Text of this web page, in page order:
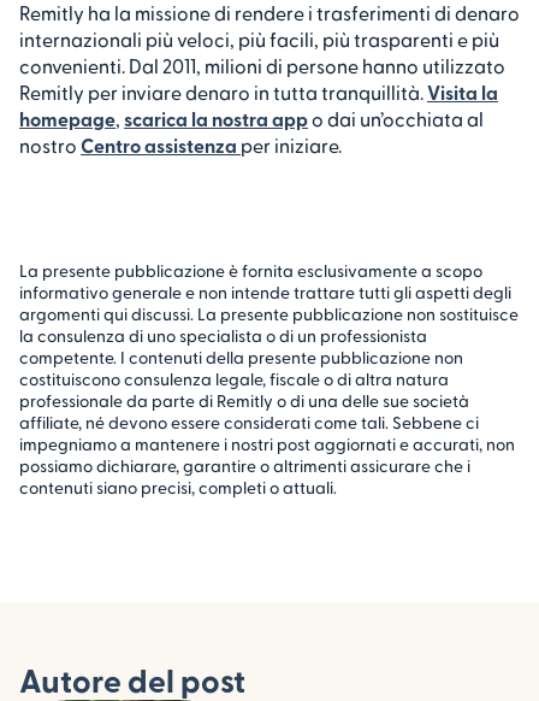
Remitly ha la missione di rendere i trasferimenti di denaro
internazionali più veloci, più facili, più trasparenti e più
convenienti. Dal 2011, milioni di persone hanno utilizzato
Remitly per inviare denaro in tutta tranquillità.Visita la
homepage, scarica la nostra appo dai un’occhiata al
nostro Centro assistenza per iniziare.
La presente pubblicazione è fornita esclusivamente a scopo
informativo generale e non intende trattare tutti gli aspetti degli
argomenti qui discussi. La presente pubblicazione non sostituisce
la consulenza di uno specialista o di un professionista
competente. I contenuti della presente pubblicazione non
costituiscono consulenza legale, fiscale o di altra natura
professionale da parte di Remitly o di una delle sue società
affiliate, né devono essere considerati come tali. Sebbene ci
impegniamo a mantenere i nostri post aggiornati e accurati, non
possiamo dichiarare, garantire o altrimenti assicurare che i
contenuti siano precisi, completi o attuali.
Autore del post